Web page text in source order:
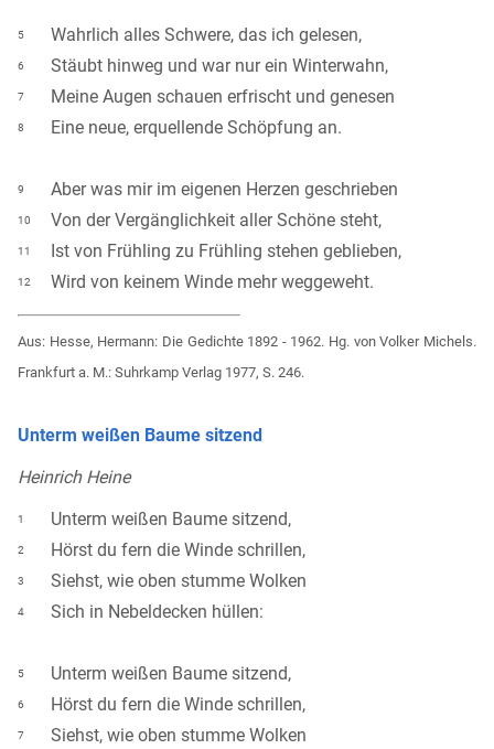
5 Wahrlich alles Schwere, das ich gelesen,
6 Stäubt hinweg und war nur ein Winterwahn,
7 Meine Augen schauen erfrischt und genesen
8 Eine neue, erquellende Schöpfung an.
9 Aber was mir im eigenen Herzen geschrieben
10 Von der Vergänglichkeit aller Schöne steht,
11 Ist von Frühling zu Frühling stehen geblieben,
12 Wird von keinem Winde mehr weggeweht.
Aus: Hesse, Hermann: Die Gedichte 1892 - 1962. Hg. von Volker Michels.
Frankfurt a. M.: Suhrkamp Verlag 1977, S. 246.
Unterm weißen Baume sitzend
Heinrich Heine
1 Unterm weißen Baume sitzend,
2 Hörst du fern die Winde schrillen,
3 Siehst, wie oben stumme Wolken
4 Sich in Nebeldecken hüllen:
5 Unterm weißen Baume sitzend,
6 Hörst du fern die Winde schrillen,
7 Siehst, wie oben stumme Wolken